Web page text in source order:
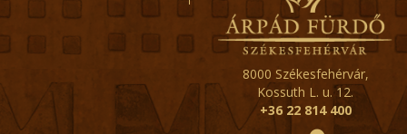
8000 Székesfehérvár,
Kossuth L. u. 12.
+36 22 814 400